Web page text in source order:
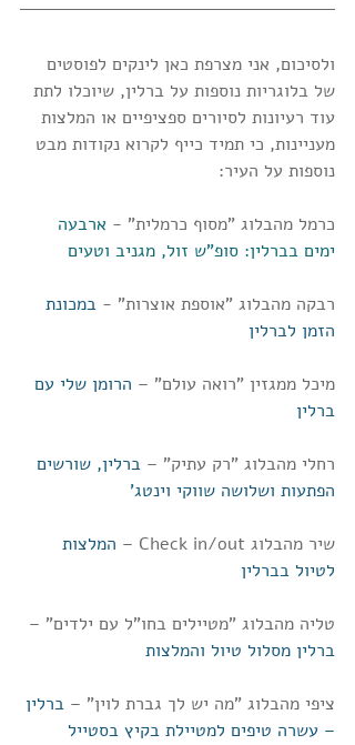
ולסיכום, אני מצרפת כאן לינקים לפוסטים
של בלוגריות נוספות על ברלין, שיוכלו לתת
עוד רעיונות לסיורים ספציפיים או המלצות
מעניינות, כי תמיד כייף לקרוא נקודות מבט
נוספות על העיר:
כרמל מהבלוג "מסוף כרמלית" - ארבעה
ימים בברלין: סופ"ש זול, מגניב וטעים
רבקה מהבלוג "אוספת אוצרות" - במכונת
הזמן לברלין
מיכל ממגזין "רואה עולם" – הרומן שלי עם
ברלין
רחלי מהבלוג "רק עתיק" – ברלין, שורשים
הפתעות ושלושה שווקי וינטג'
שיר מהבלוג Check in/out –
המלצות
לטיול בברלין
טליה מהבלוג "מטיילים בחו"ל עם ילדים" –
ברלין מסלול טיול והמלצות
ציפי מהבלוג "מה יש לך גברת לוין" – ברלין
– עשרה טיפים למטיילת בקיץ בסטייל